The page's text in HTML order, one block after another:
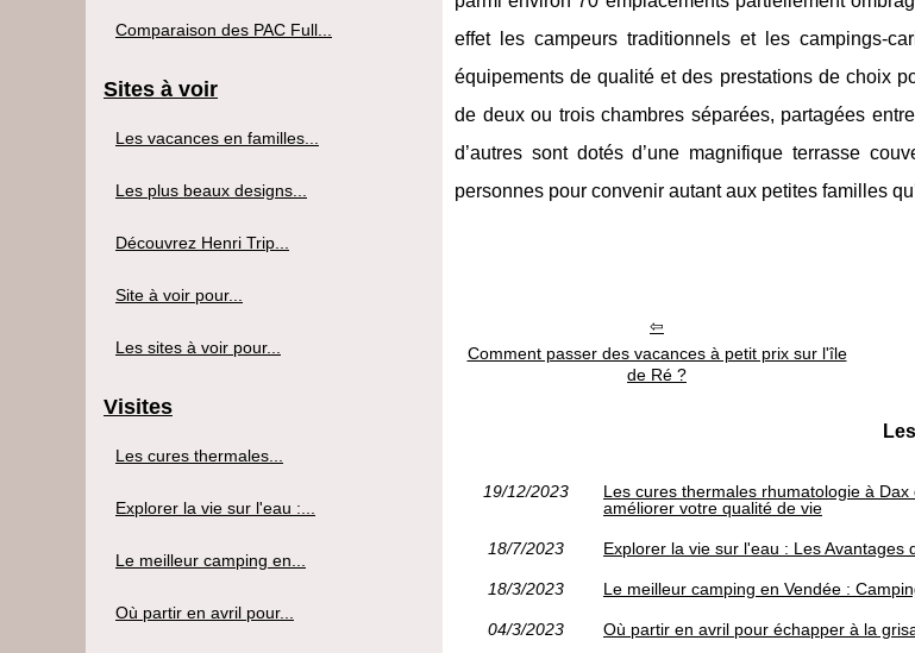
effet les campeurs traditionnels et les campings-
équipements de qualité et des prestations de choix
de deux ou trois chambres séparées, partagées
d’autres sont dotés d’une magnifique terrasse
personnes pour convenir autant aux petites familles
Comment passer des vacances à petit prix sur l'île
de Ré ?
19/12/2023
Les cures thermales rhumatologie à
améliorer votre qualité de vie
18/7/2023 Explorer la vie sur l'eau : Les Avantages
18/3/2023 Le meilleur camping en Vendée :
04/3/2023 Où partir en avril pour échapper à la
Comparaison des PAC Full...
Sites à voir
Les vacances en familles...
Les plus beaux designs...
Découvrez Henri Trip...
Site à voir pour...
Les sites à voir pour...
Visites
Les cures thermales...
Explorer la vie sur l'eau :...
Le meilleur camping en...
Où partir en avril pour...